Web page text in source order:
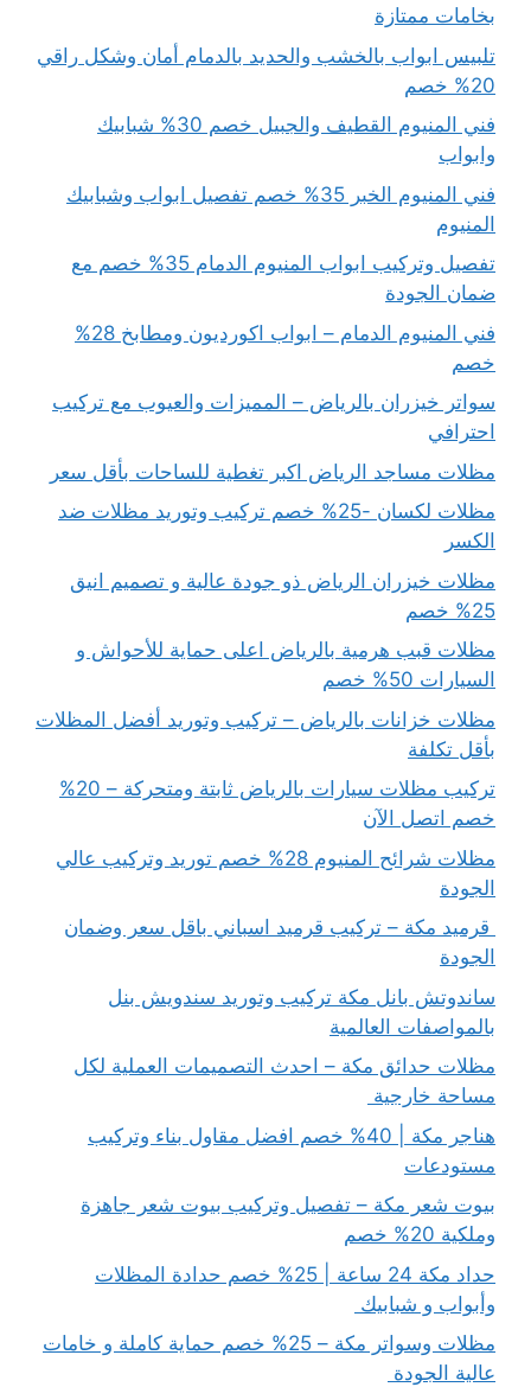
بخامات ممتازة
تلبيس ابواب بالخشب والحديد بالدمام أمان وشكل راقي
20% خصم
فني المنيوم القطيف والجبيل خصم 30% شبابيك
وابواب
فني المنيوم الخبر 35% خصم تفصيل ابواب وشبابيك
المنيوم
تفصيل وتركيب ابواب المنيوم الدمام 35% خصم مع
ضمان الجودة
فني المنيوم الدمام – ابواب اكورديون ومطابخ 28%
خصم
سواتر خيزران بالرياض – المميزات والعيوب مع تركيب
احترافي
مظلات مساجد الرياض اكبر تغطية للساحات بأقل سعر
مظلات لكسان -25% خصم تركيب وتوريد مظلات ضد
الكسر
مظلات خيزران الرياض ذو جودة عالية و تصميم انيق
25% خصم
مظلات قبب هرمية بالرياض اعلى حماية للأحواش و
السيارات 50% خصم
مظلات خزانات بالرياض – تركيب وتوريد أفضل المظلات
بأقل تكلفة
تركيب مظلات سيارات بالرياض ثابتة ومتحركة – 20%
خصم اتصل الآن
مظلات شرائح المنيوم 28% خصم توريد وتركيب عالي
الجودة
قرميد مكة – تركيب قرميد اسباني باقل سعر وضمان
الجودة
ساندوتش بانل مكة تركيب وتوريد سندويش بنل
بالمواصفات العالمية
مظلات حدائق مكة – احدث التصميمات العملية لكل
مساحة خارجية
هناجر مكة | 40% خصم افضل مقاول بناء وتركيب
مستودعات
بيوت شعر مكة – تفصيل وتركيب بيوت شعر جاهزة
وملكية 20% خصم
حداد مكة 24 ساعة | 25% خصم حدادة المظلات
وأبواب و شبابيك
مظلات وسواتر مكة – 25% خصم حماية كاملة و خامات
عالية الجودة